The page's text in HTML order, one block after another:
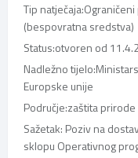
Tip natječaja:
(bespovratna sredstva)
Status:otvoren od
Nadležno tijelo:
Europske unije
Područje:zaštita
Sažetak: Poziv na
sklopu Operativnog